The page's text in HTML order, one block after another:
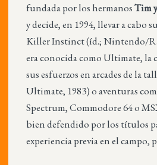
fundada por los hermanosTim
y decide, en 1994, llevar a cabo
Killer Instinct (íd.; Nintendo/
era conocida como Ultimate, la
sus esfuerzos en arcades de la
Ultimate, 1983) o aventuras
Spectrum, Commodore 64 o
bien defendido por los títulos
experiencia previa en el campo,